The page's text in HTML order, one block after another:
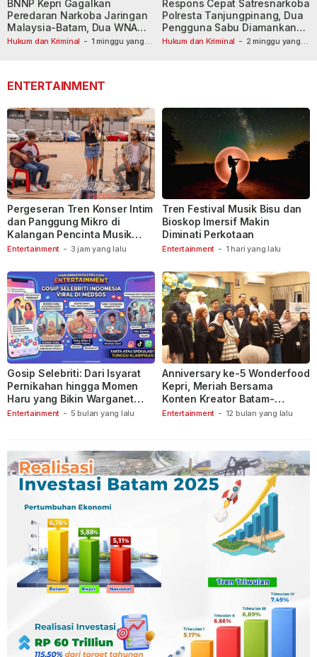
Hukum dan Kriminal - 1 minggu yang
BNNP Kepri Gagalkan
Peredaran Narkoba Jaringan
Malaysia-Batam, Dua WNA
Masih Diburu
Hukum dan Kriminal - 2 minggu yang
Respons Cepat Satresnarkoba
Polresta Tanjungpinang, Dua
Pengguna Sabu Diamankan
Usai Dilaporkan ke Call Center
ENTERTAINMENT
Entertainment - 3 jam yang lalu
Pergeseran Tren Konser Intim
dan Panggung Mikro di
Kalangan Pencinta Musik
Indonesia
Entertainment - 1 hari yang lalu
Tren Festival Musik Bisu dan
Bioskop Imersif Makin
Diminati Perkotaan
Entertainment - 5 bulan yang lalu
Gosip Selebriti: Dari Isyarat
Pernikahan hingga Momen
Haru yang Bikin Warganet
Berspekulasi
Entertainment - 12 bulan yang lalu
Anniversary ke-5 Wonderfood
Kepri, Meriah Bersama
Konten Kreator Batam-
Tanjungpinang